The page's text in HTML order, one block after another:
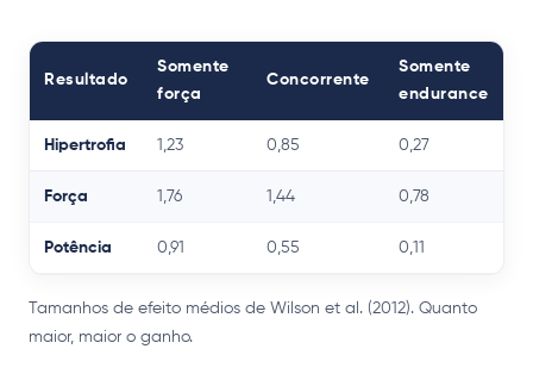
Resultado
Somente
força
Concorrente
Somente
endurance
Hipertrofia 1,23 0,85 0,27
Força 1,76 1,44 0,78
Potência 0,91 0,55 0,11
Tamanhos de efeito médios de Wilson et al. (2012). Quanto
maior, maior o ganho.